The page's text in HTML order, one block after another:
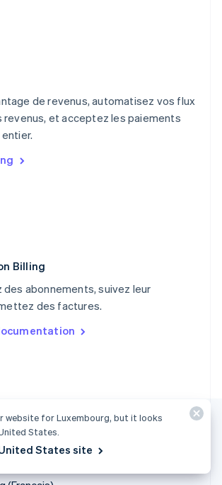
de revenus, automatisez vos flux
revenus, et acceptez les paiements
Billing
abonnements, suivez leur
des factures.
文
ItalianoEnglish
website for Luxembourg, but it looks
States.
States site